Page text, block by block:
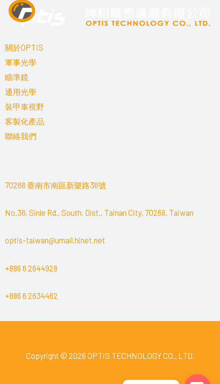
關於OPTIS
軍事光學
瞄準鏡
通用光學
裝甲車視野
客製化產品
聯絡我們
70268 臺南市南區新樂路36號
No.36, Sinle Rd., South. Dist., Tainan City, 70268, Taiwan
optis-taiwan@umail.hinet.net
+886 6 2644928
+886 6 2634462
Copyright © 2026 OPTIS TECHNOLOGY CO., LTD.